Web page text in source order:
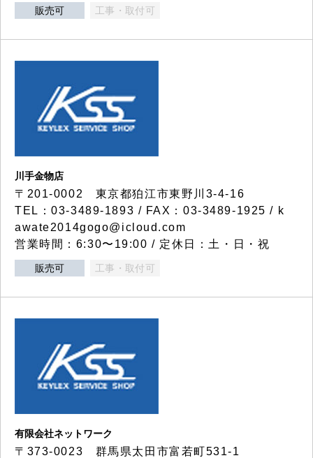
販売可 工事・取付可
川手金物店
〒201-0002 東京都狛江市東野川3-4-16
TEL：03-3489-1893 / FAX：03-3489-1925 / k
awate2014gogo@icloud.com
営業時間：6:30〜19:00 / 定休日：土・日・祝
販売可 工事・取付可
有限会社ネットワーク
〒373-0023 群馬県太田市富若町531-1